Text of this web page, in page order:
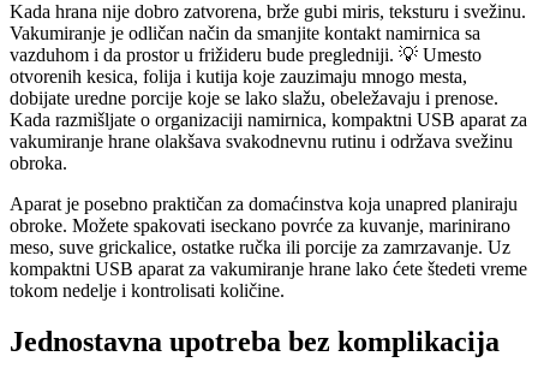
Kada hrana nije dobro zatvorena, brže gubi miris, teksturu i svežinu.
Vakumiranje je odličan način da smanjite kontakt namirnica sa
vazduhom i da prostor u frižideru bude pregledniji. 💡 Umesto
otvorenih kesica, folija i kutija koje zauzimaju mnogo mesta,
dobijate uredne porcije koje se lako slažu, obeležavaju i prenose.
Kada razmišljate o organizaciji namirnica, kompaktni USB aparat za
vakumiranje hrane olakšava svakodnevnu rutinu i održava svežinu
obroka.
Aparat je posebno praktičan za domaćinstva koja unapred planiraju
obroke. Možete spakovati iseckano povrće za kuvanje, marinirano
meso, suve grickalice, ostatke ručka ili porcije za zamrzavanje. Uz
kompaktni USB aparat za vakumiranje hrane lako ćete štedeti vreme
tokom nedelje i kontrolisati količine.
Jednostavna upotreba bez komplikacija